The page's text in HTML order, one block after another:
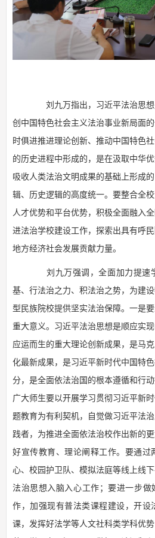
刘九万指出，习近平法治思想
创中国特色社会主义法治事业新局面
时俱进推进理论创新、推动中国特色
的历史进程中形成的，是在汲取中华
吸收人类法治文明成果的基础上形成
辑、历史逻辑的高度统一。要整合全
人才优势和平台优势，积极全面融入
进法治学校建设工作，探索出具有呼
地方经济社会发展贡献力量。
刘九万强调，全面加力提速
基、行法治之力、积法治之势，为建
型民族院校提供坚实法治保障。一是
重大意义。习近平法治思想是顺应实
应运而生的重大理论创新成果，是马
化最新成果，是习近平新时代中国特
分，是全面依法治国的根本遵循和行
广大师生要以开展学习贯彻习近平新
题教育为有利契机，自觉做习近平法
践者，为推进全面依法治校作出新的
好宣传教育、理论阐释工作。要通过
心、校园护卫队、模拟法庭等线上线
法治思想入脑入心工作；要进一步做
作，加强现有普法类课程建设，开设
课，发挥好法学等人文社科类学科优